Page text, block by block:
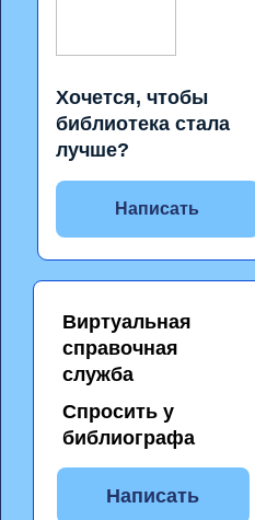
Хочется, чтобы
библиотека стала
лучше?
Написать
Виртуальная
справочная
служба
Спросить у
библиографа
Написать